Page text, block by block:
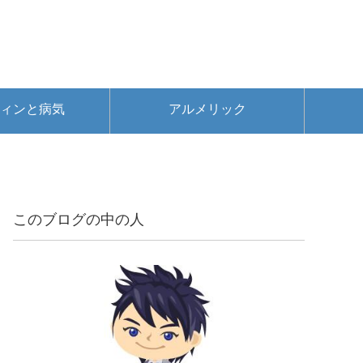
ンと病気 アルメリック
このブログの中の人